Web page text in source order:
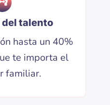
del talento
hasta un 40%
te importa el
familiar.